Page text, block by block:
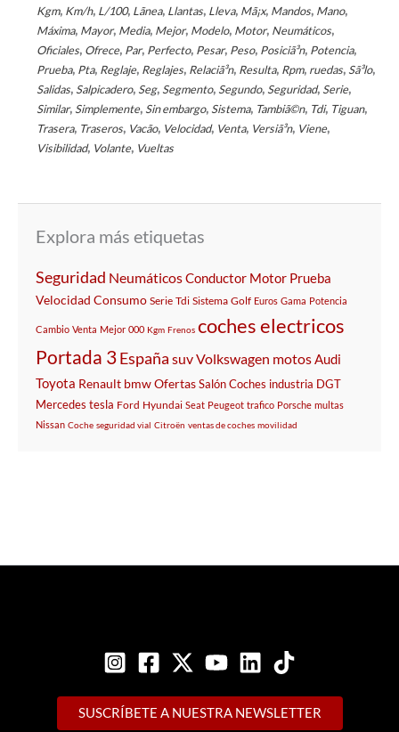
Kgm, Km/h, L/100, Lã­nea, Llantas, Lleva, Mã¡x, Mandos, Mano,
Máxima, Mayor, Media, Mejor, Modelo, Motor, Neumáticos,
Oficiales, Ofrece, Par, Perfecto, Pesar, Peso, Posiciã³n, Potencia,
Prueba, Pta, Reglaje, Reglajes, Relaciã³n, Resulta, Rpm, ruedas, Sã³lo,
Salidas, Salpicadero, Seg, Segmento, Segundo, Seguridad, Serie,
Similar, Simplemente, Sin embargo, Sistema, Tambiã©n, Tdi, Tiguan,
Trasera, Traseros, Vacã­o, Velocidad, Venta, Versiã³n, Viene,
Visibilidad, Volante, Vueltas
Explora más etiquetas
Seguridad NeumáticosConductor Motor Prueba
Velocidad Consumo Serie Tdi Sistema Golf Euros Gama Potencia
Cambio Venta Mejor 000 Kgm Frenos coches electricos
Portada 3España suvVolkswagen motosAudi
Toyota Renault bmwOfertasSalónCoches industria DGT
Mercedes tesla Ford Hyundai Seat Peugeot trafico Porsche multas
Nissan Coche seguridad vial Citroën ventas de coches movilidad
SUSCRÍBETE A NUESTRA NEWSLETTER